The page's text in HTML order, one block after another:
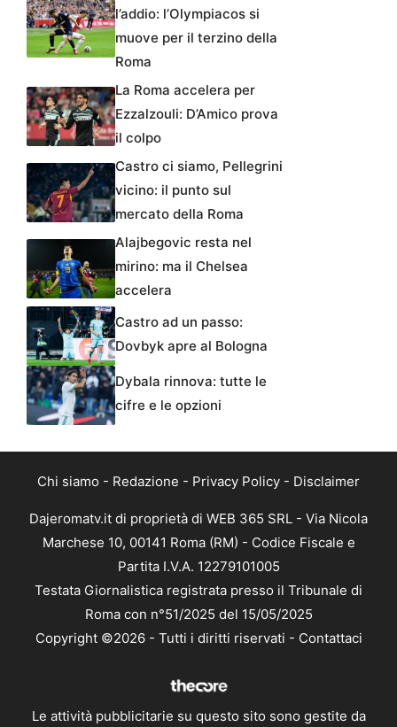
l’addio: l’Olympiacos si
muove per il terzino della
Roma
La Roma accelera per
Ezzalzouli: D’Amico prova
il colpo
Castro ci siamo, Pellegrini
vicino: il punto sul
mercato della Roma
Alajbegovic resta nel
mirino: ma il Chelsea
accelera
Castro ad un passo:
Dovbyk apre al Bologna
Dybala rinnova: tutte le
cifre e le opzioni
Chi siamo - Redazione - Privacy Policy - Disclaimer
Dajeromatv.it di proprietà di WEB 365 SRL - Via Nicola
Marchese 10, 00141 Roma (RM) - Codice Fiscale e
Partita I.V.A. 12279101005
Testata Giornalistica registrata presso il Tribunale di
Roma con n°51/2025 del 15/05/2025
Copyright ©2026 - Tutti i diritti riservati - Contattaci
Le attività pubblicitarie su questo sito sono gestite da